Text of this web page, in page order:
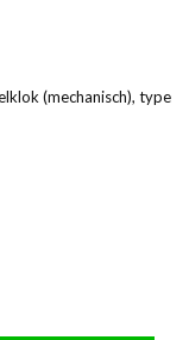
(mechanisch), type